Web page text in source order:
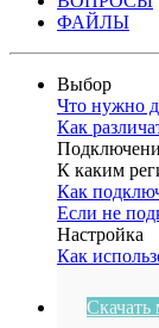
ФАЙЛЫ
Выбор
Что нужно
Как
К каким
Как
Если не
Настройка
Как